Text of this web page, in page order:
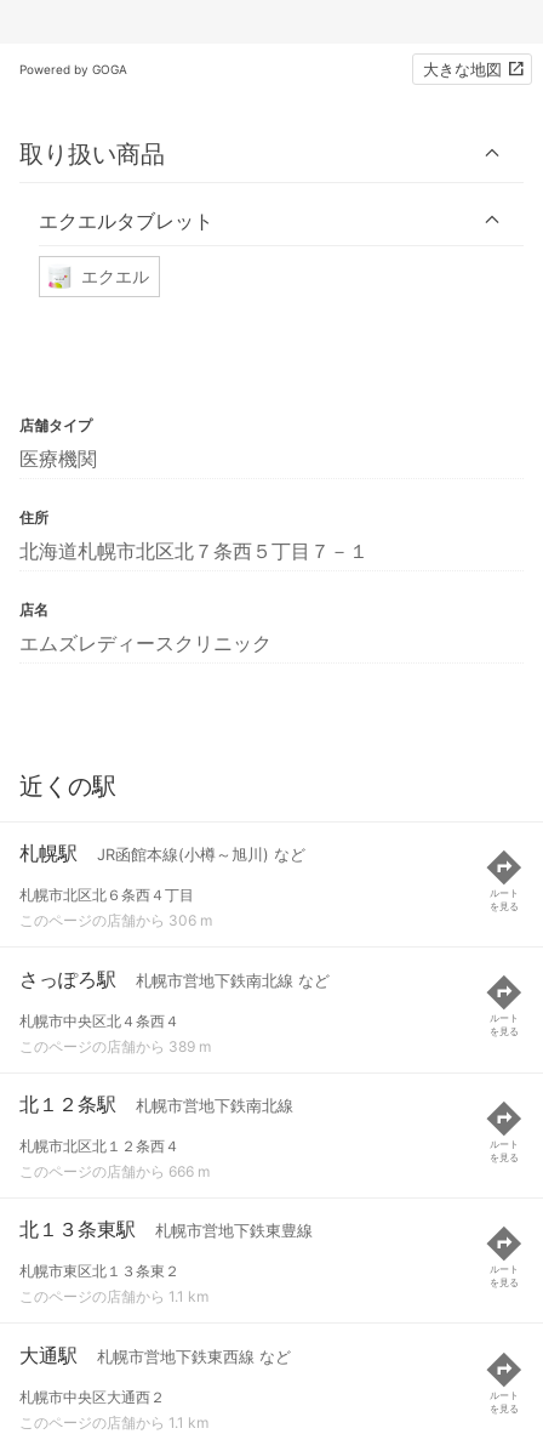
Powered by GOGA 大きな地図
取り扱い商品
エクエルタブレット
エクエル
店舗タイプ
医療機関
住所
北海道札幌市北区北７条西５丁目７－１
店名
エムズレディースクリニック
近くの駅
札幌駅 JR函館本線(小樽～旭川) など
札幌市北区北６条西４丁目
このページの店舗から 306 m
ルート
を見る
さっぽろ駅 札幌市営地下鉄南北線 など
札幌市中央区北４条西４
このページの店舗から 389 m
ルート
を見る
北１２条駅 札幌市営地下鉄南北線
札幌市北区北１２条西４
このページの店舗から 666 m
ルート
を見る
北１３条東駅 札幌市営地下鉄東豊線
札幌市東区北１３条東２
このページの店舗から 1.1 km
ルート
を見る
大通駅 札幌市営地下鉄東西線 など
札幌市中央区大通西２
このページの店舗から 1.1 km
ルート
を見る